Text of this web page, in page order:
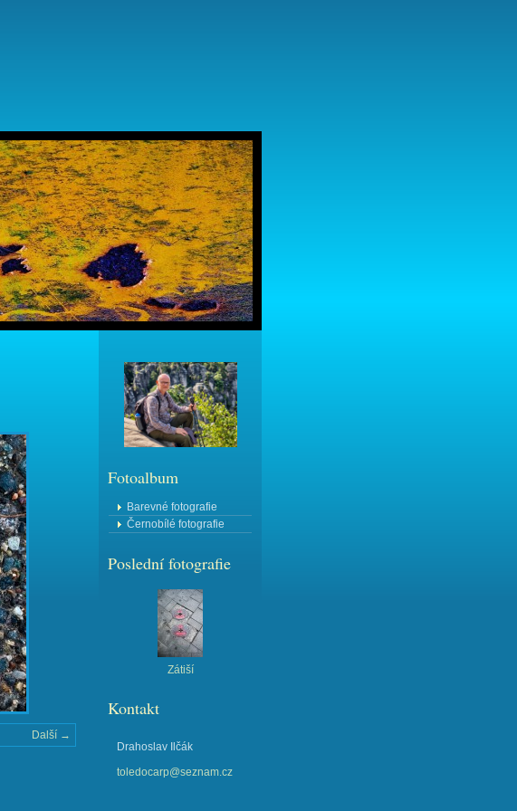
Další →
Fotoalbum
Barevné fotografie
Černobílé fotografie
Poslední fotografie
Zátiší
Kontakt
Drahoslav Ilčák
toledocarp@seznam.cz